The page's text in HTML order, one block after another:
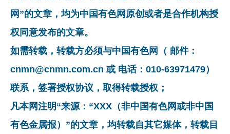
网”的文章，均为中国有色网原创或者是合作机构授
权同意发布的文章。
如需转载，转载方必须与中国有色网（ 邮件：
cnmn@cnmn.com.cn 或 电话：010-63971479）
联系，签署授权协议，取得转载授权；
凡本网注明“来源：“XXX（非中国有色网或非中国
有色金属报）”的文章，均转载自其它媒体，转载目